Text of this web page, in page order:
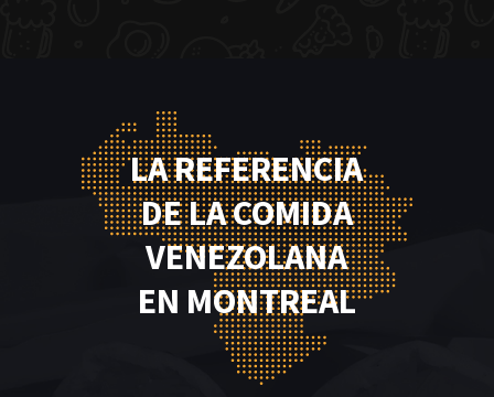
LA REFERENCIA
DE LA COMIDA
VENEZOLANA
EN MONTREAL